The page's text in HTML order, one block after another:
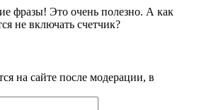
фразы! Это очень полезно. А как
не включать счетчик?
на сайте после модерации, в